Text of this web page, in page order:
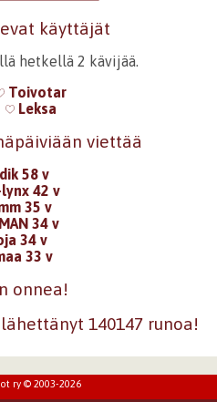
käyttäjät
hetkellä 2 kävijää.
Toivotar
Leksa
viettää
58 v
42 v
35 v
34 v
34 v
33 v
onnea!
140147 runoa!
ry © 2003-2026